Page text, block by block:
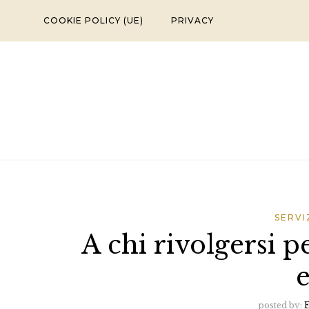
content
COOKIE POLICY (UE) PRIVACY
A chi rivolgersi
posted by: